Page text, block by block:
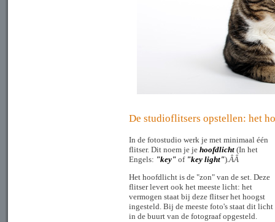
De studioflitsers opstellen: het
In de fotostudio werk je met minimaal één
flitser. Dit noem je je hoofdlicht (In het
Engels: "key" of "key light").ÂÂ
Het hoofdlicht is de "zon" van de set. Deze
flitser levert ook het meeste licht: het
vermogen staat bij deze flitser het hoogst
ingesteld. Bij de meeste foto's staat dit licht
in de buurt van de fotograaf opgesteld.